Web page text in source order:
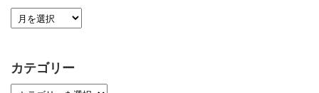
カテゴリー